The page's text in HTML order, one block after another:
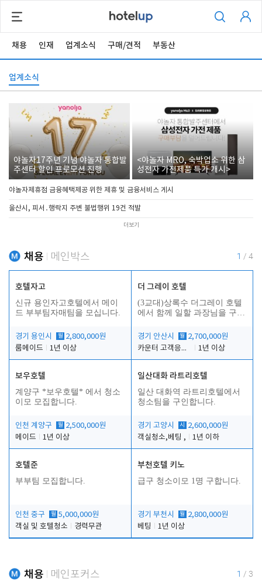
채용 인재 업계소식 구매/견적 부동산
업계소식
야놀자17주년 기념 야놀자 통합발
주센터 할인 프로모션 진행
<야놀자 MRO, 숙박업소 위한 삼
성전자 가전제품 특가 개시>
야놀자제휴점 금융혜택제공 위한 제휴 및 금융서비스 게시
울산시, 피서․행락지 주변 불법행위 19건 적발
더보기
채용 메인박스 1 / 4
호텔자고
신규 용인자고호텔에서 메이
드 부부팀자매팀을 모십니다.
경기 용인시 월 2,800,000원
룸메이드
1년 이상
더 그레이 호텔
(3교대)상록수 더그레이 호텔
에서 함께 일할 과장님을 구합
경기 안산시
월 2,700,000원
카운터 고객응대 및 야간더블청소
1년 이상
보우호텔
계양구 *보우호텔* 에서 청소
이모 모집합니다.
인천 계양구 월 2,500,000원
메이드
1년 이상
일산대화 라트리호텔
일산 대화역 라트리호텔에서
청소팀을 구인합니다.
경기 고양시 시
2,600,000원
객실청소,베팅 ,
1년 이하
호텔준
부부팀 모집합니다.
인천 중구 월 5,000,000원
객실 및 호텔청소
경력무관
부천호텔 키노
급구 청소이모 1명 구합니다.
경기 부천시 월 2,800,000원
베팅
1년 이상
채용 메인포커스 1 / 3